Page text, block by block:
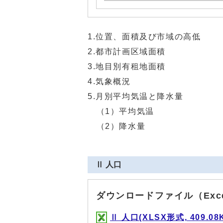
1.位置、面積及び市域の高低
2.都市計画区域面積
3.地目別有租地面積
4.気象概況
5.月別平均気温と降水量
（1）平均気温
（2）降水量
Ⅱ 人口
ダウンロードファイル（
Ⅱ 人口(XLSX形式,